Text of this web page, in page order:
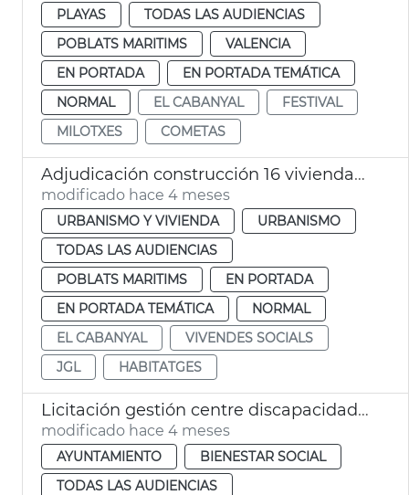
PLAYAS
TODAS LAS AUDIENCIAS
POBLATS MARITIMS
VALENCIA
EN PORTADA
EN PORTADA TEMÁTICA
NORMAL
EL CABANYAL
FESTIVAL
MILOTXES
COMETAS
Adjudicación construcción 16 viviendas sociales el Cabanyal
modificado hace 4 meses
URBANISMO Y VIVIENDA
URBANISMO
TODAS LAS AUDIENCIAS
POBLATS MARITIMS
EN PORTADA
EN PORTADA TEMÁTICA
NORMAL
EL CABANYAL
VIVENDES SOCIALS
JGL
HABITATGES
Licitación gestión centre discapacidad Font de Sant Lluís València
modificado hace 4 meses
AYUNTAMIENTO
BIENESTAR SOCIAL
TODAS LAS AUDIENCIAS